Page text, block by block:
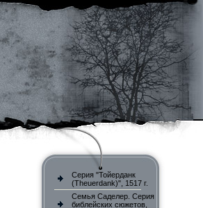
Серия "Тойерданк
(Theuerdank)", 1517 г.
Семья Саделер. Серия
библейских сюжетов,